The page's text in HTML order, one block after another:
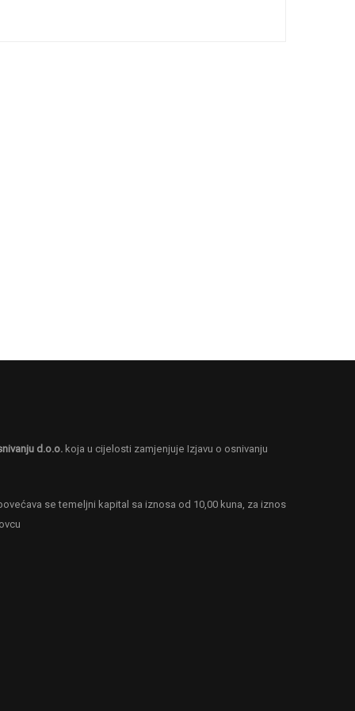
d.o.o.koja u cijelosti zamjenjuje Izjavu o osnivanju
se temeljni kapital sa iznosa od 10,00 kuna, za iznos